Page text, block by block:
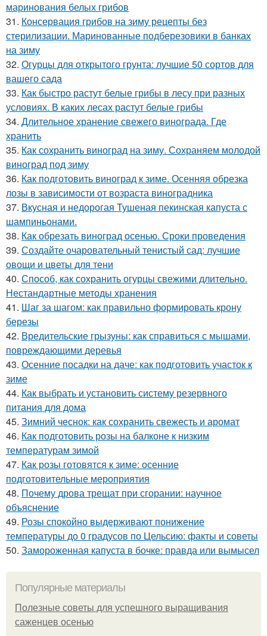
маринования белых грибов
31. Консервация грибов на зиму рецепты без
стерилизации. Маринованные подберезовики в банках
на зиму
32. Огурцы для открытого грунта: лучшие 50 сортов для
вашего сада
33. Как быстро растут белые грибы в лесу при разных
условиях. В каких лесах растут белые грибы
34. Длительное хранение свежего винограда. Где
хранить
35. Как сохранить виноград на зиму. Сохраняем молодой
виноград под зиму
36. Как подготовить виноград к зиме. Осенняя обрезка
лозы в зависимости от возраста виноградника
37. Вкусная и недорогая Тушеная пекинская капуста с
шампиньонами.
38. Как обрезать виноград осенью. Сроки проведения
39. Создайте очаровательный тенистый сад: лучшие
овощи и цветы для тени
40. Способ, как сохранить огурцы свежими длительно.
Нестандартные методы хранения
41. Шаг за шагом: как правильно формировать крону
березы
42. Вредительские грызуны: как справиться с мышами,
повреждающими деревья
43. Осенние посадки на даче: как подготовить участок к
зиме
44. Как выбрать и установить систему резервного
питания для дома
45. Зимний чеснок: как сохранить свежесть и аромат
46. Как подготовить розы на балконе к низким
температурам зимой
47. Как розы готовятся к зиме: осенние
подготовительные мероприятия
48. Почему дрова трещат при сгорании: научное
объяснение
49. Розы спокойно выдерживают понижение
температуры до 0 градусов по Цельсию: факты и советы
50. Замороженная капуста в бочке: правда или вымысел
Популярные материалы
Полезные советы для успешного выращивания
саженцев осенью